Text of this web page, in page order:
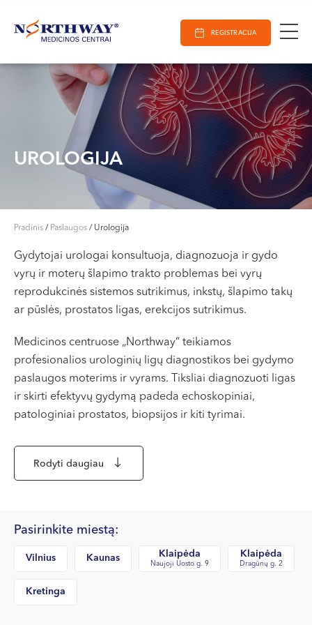
Darbo laikas
Vilnius
S. Žukausko g. 19
Darbo laikas:
I-V 07:30 - 20:30
VI 09:00 - 15:00
Kaunas
Miško g. 25A
Darbo laikas:
I-V 08:00 - 20:00
VI 09:00 - 15:00
VII --
Klaipėda
Dragūnų g. 2
Darbo laikas:
I-V 08:00 - 20:00
VI, VII --
Naujoji Uosto g. 9
Darbo laikas:
VII --
J. Basanavičiaus g. 80
Darbo laikas:
Paieška REGISTRACIJA
E-Registracija
KAUNE
KLAIPĖDOJE
UROLOGIJA
Pradinis / Paslaugos / Urologija
Gydytojai urologai konsultuoja, diagnozuoja ir gydo
vyrų ir moterų šlapimo trakto problemas bei vyrų
reprodukcinės sistemos sutrikimus, inkstų, šlapimo takų
ar pūslės, prostatos ligas, erekcijos sutrikimus.
Medicinos centruose „Northway“ teikiamos
profesionalios urologinių ligų diagnostikos bei gydymo
paslaugos moterims ir vyrams. Tiksliai diagnozuoti ligas
ir skirti efektyvų gydymą padeda echoskopiniai,
patologiniai prostatos, biopsijos ir kiti tyrimai.
Dažniausios moterų ligos, kurias gydo
urologai
uždegimas, šlapimo takų uždegimas ar šlapimo takų
infekcija.
Daugeliui moterų tenka susidurti su įvairiomis šlapimo
takų infekcijomis. Dažniausia šlapimo takų infekcija –
Rodyti daugiau
Pasirinkite miestą:
Vilnius Kaunas Klaipėda
Naujoji Uosto g. 9
Klaipėda
Dragūnų g. 2
Kretinga